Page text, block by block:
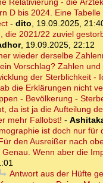
Relativierung - die
D bis 2024. Eine
- dito, 19.09.2025,
die 2021/22 zuviel
, 19.09.2025, 22:12
wieder derselbe
Vorschlag? Zahlen
der Sterblichkeit -
die Erklärungen nicht
- Bevölkerung -
da ist ja die Aufteilung
mehr Fallobst! -
ist doch nur für
den Ausreißer nach
Genau. Wenn aber die
Antwort aus der Hüfte